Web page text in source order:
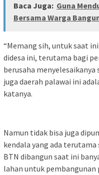
Baca Juga: Guna
Bersama Warga
“Memang sih, untuk saat
didesa ini, terutama bagi
berusaha menyelesaikanya
juga daerah palawai ini
katanya.
Namun tidak bisa juga
kendala yang ada
BTN dibangun saat ini
lahan untuk pembangunan